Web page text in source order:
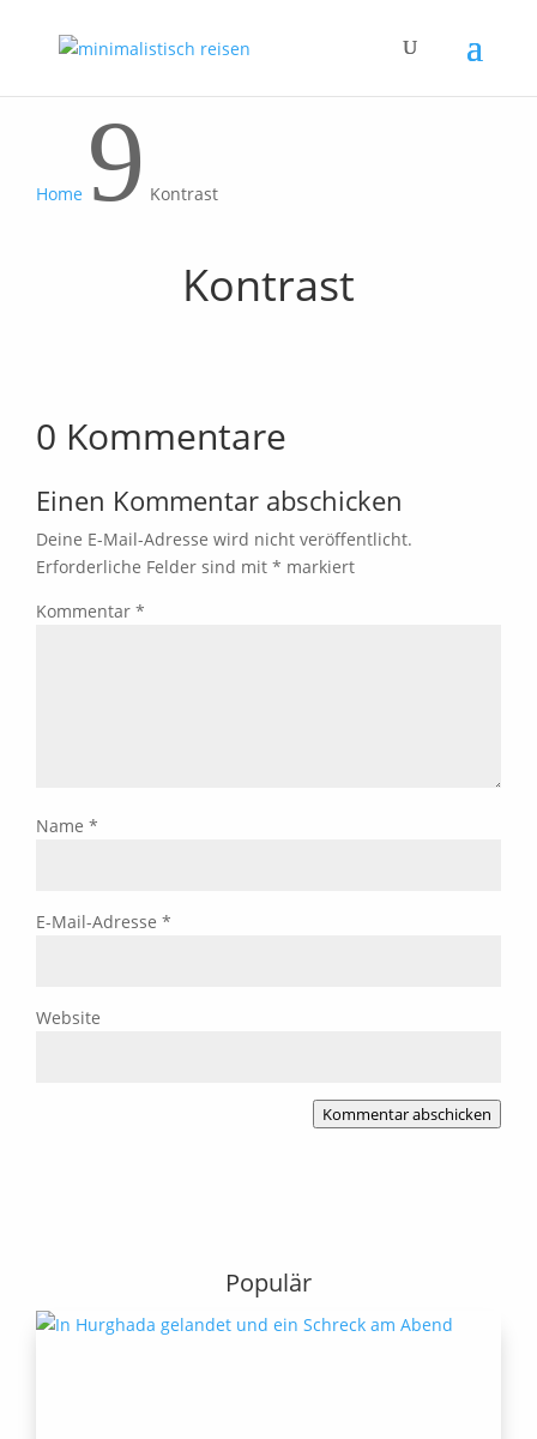
Home 9 Kontrast
Kontrast
0 Kommentare
Einen Kommentar abschicken
Deine E-Mail-Adresse wird nicht veröffentlicht.
Erforderliche Felder sind mit * markiert
Kommentar *
Name *
E-Mail-Adresse *
Website
Kommentar abschicken
Populär